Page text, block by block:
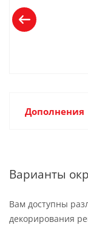
Дополнения
Варианты
Вам доступны
декорирования